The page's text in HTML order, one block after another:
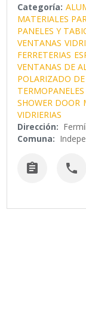
Categoría:
MATERIALES
PANELES Y
VENTANAS
FERRETERIAS
VENTANAS DE
POLARIZADO
SHOWER DOOR
VIDRIERIAS
Dirección:
Comuna:
 